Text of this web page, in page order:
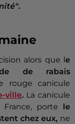
.
alors que l e
de rabais
rouge canicule
ville. La canicule
porte
le
chez eux, ne